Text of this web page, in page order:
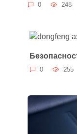
0 248
0 255